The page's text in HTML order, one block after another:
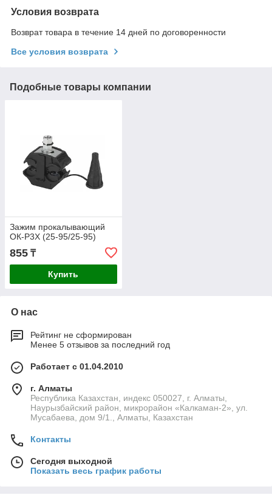
Условия возврата
Возврат товара в течение 14 дней по договоренности
Все условия возврата
Подобные товары компании
Зажим прокалывающий
ОК-Р3Х (25-95/25-95)
855 ₸
Купить
О нас
Рейтинг не сформирован
Менее 5 отзывов за последний год
Работает с 01.04.2010
г. Алматы
Республика Казахстан, индекс 050027, г. Алматы,
Наурызбайский район, микрорайон «Калкаман-2», ул.
Мусабаева, дом 9/1., Алматы, Казахстан
Контакты
Сегодня выходной
Показать весь график работы